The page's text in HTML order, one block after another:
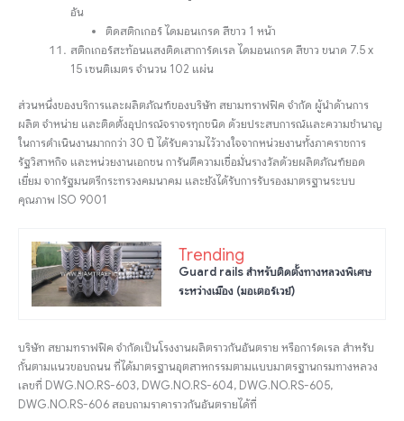
อัน
ติดสติกเกอร์ ไดมอนเกรด สีขาว 1 หน้า
สติกเกอร์สะท้อนแสงติดเสาการ์ดเรล ไดมอนเกรด สีขาว ขนาด 7.5 x
15 เซนติเมตร จำนวน 102 แผ่น
ส่วนหนึ่งของบริการและผลิตภัณฑ์ของบริษัท สยามทราฟฟิค จำกัด ผู้นำด้านการ
ผลิต จำหน่าย และติดตั้งอุปกรณ์จราจรทุกชนิด ด้วยประสบการณ์และความชำนาญ
ในการดำเนินงานมากกว่า 30 ปี ได้รับความไว้วางใจจากหน่วยงานทั้งภาคราชการ
รัฐวิสาหกิจ และหน่วยงานเอกชน การันตีความเชื่อมั่นรางวัลด้วยผลิตภัณฑ์ยอด
เยี่ยม จากรัฐมนตรีกระทรวงคมนาคม และยังได้รับการรับรองมาตรฐานระบบ
คุณภาพ ISO 9001
Trending
Guard rails สำหรับติดตั้งทางหลวงพิเศษ
ระหว่างเมือง (มอเตอร์เวย์)
บริษัท สยามทราฟฟิค จำกัดเป็นโรงงานผลิตราวกันอันตราย หรือการ์ดเรล สำหรับ
กั้นตามแนวขอบถนน ที่ได้มาตรฐานอุตสาหกรรมตามแบบมาตรฐานกรมทางหลวง
เลขที่ DWG.NO.RS-603, DWG.NO.RS-604, DWG.NO.RS-605,
DWG.NO.RS-606 สอบถามราคาราวกันอันตรายได้ที่